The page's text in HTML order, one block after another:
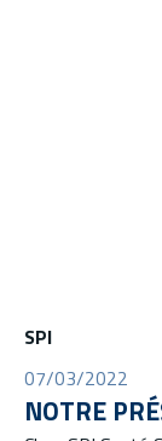
SPI
07/03/2022
NOTRE